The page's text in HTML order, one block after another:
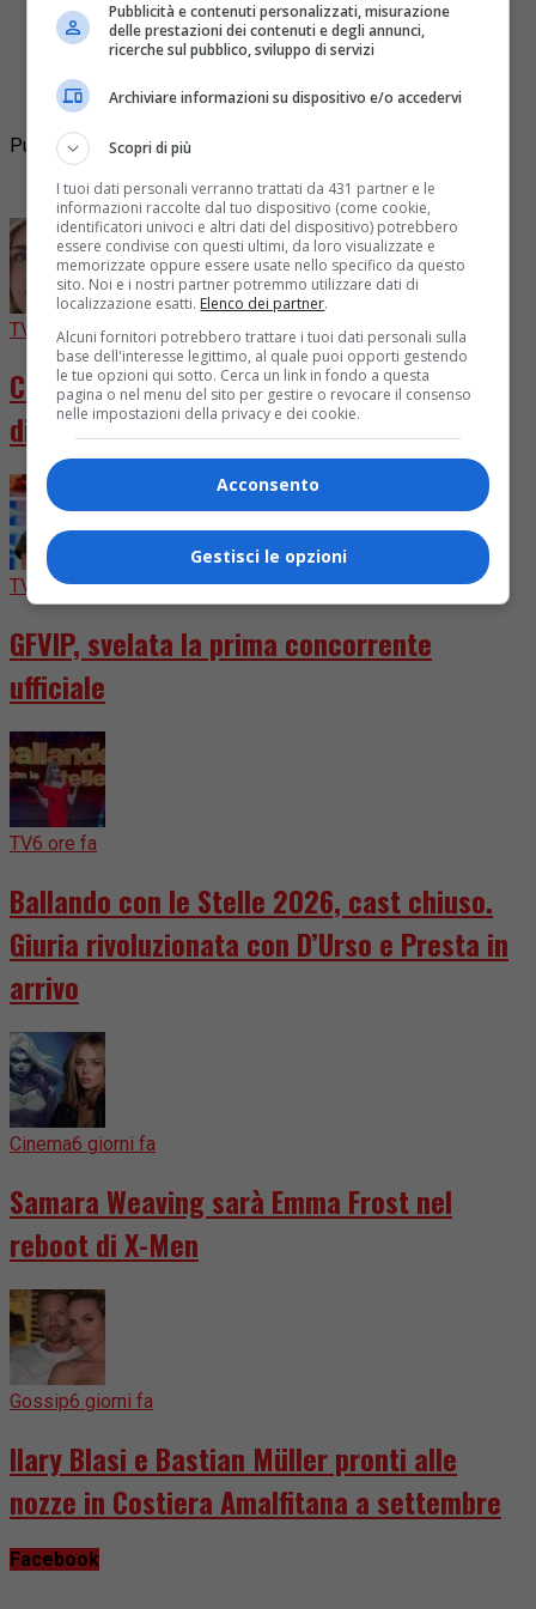
E’ morto trafitto da 200 punture di api. E’ stato
trovato in un campo a Costa Volpino (Bergamo) il
corpo senza vita di un uomo di...
Pubblicità
I più letti
TV 6 giorni fa
Chiara Ferragni diventa attrice in “Come
distruggere l’ex”
TV 5 giorni fa
GFVIP, svelata la prima concorrente
ufficiale
TV6 ore fa
Ballando con le Stelle 2026, cast chiuso.
Giuria rivoluzionata con D’Urso e Presta in
arrivo
Cinema6 giorni fa
Samara Weaving sarà Emma Frost nel
reboot di X-Men
Gossip6 giorni fa
Ilary Blasi e Bastian Müller pronti alle
nozze in Costiera Amalfitana a settembre
Facebook
Pubblicità e contenuti personalizzati, misurazione
delle prestazioni dei contenuti e degli annunci,
ricerche sul pubblico, sviluppo di servizi
Archiviare informazioni su dispositivo e/o accedervi
Scopri di più
I tuoi dati personali verranno trattati da 431 partner e le
informazioni raccolte dal tuo dispositivo (come cookie,
identificatori univoci e altri dati del dispositivo) potrebbero
essere condivise con questi ultimi, da loro visualizzate e
memorizzate oppure essere usate nello specifico da questo
sito. Noi e i nostri partner potremmo utilizzare dati di
localizzazione esatti. Elenco dei partner.
Alcuni fornitori potrebbero trattare i tuoi dati personali sulla
base dell'interesse legittimo, al quale puoi opporti gestendo
le tue opzioni qui sotto. Cerca un link in fondo a questa
pagina o nel menu del sito per gestire o revocare il consenso
nelle impostazioni della privacy e dei cookie.
Acconsento
Gestisci le opzioni